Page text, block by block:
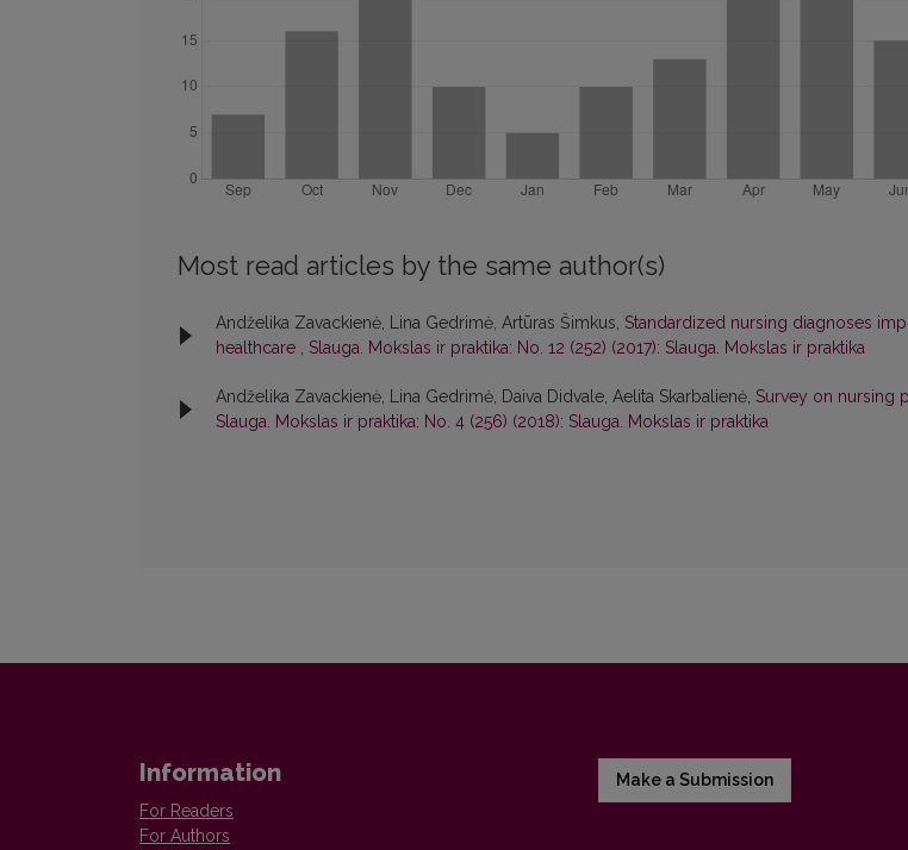
Most read articles by the same author(s)
Andželika Zavackienė, Lina Gedrimė, Artūras Šimkus, Standardized nursing diagnoses
healthcare , Slauga. Mokslas ir praktika: No. 12 (252) (2017): Slauga. Mokslas ir praktika
Andželika Zavackienė, Lina Gedrimė, Daiva Didvale, Aelita Skarbalienė, Survey on nursing
Slauga. Mokslas ir praktika: No. 4 (256) (2018): Slauga. Mokslas ir praktika
Information
For Readers
For Authors
Make a Submission